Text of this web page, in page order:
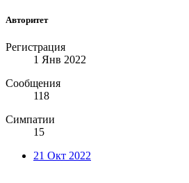
Авторитет
Регистрация
1 Янв 2022
Сообщения
118
Симпатии
15
21 Окт 2022